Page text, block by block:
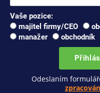
Vaše pozice:
majitel firmy/CEO
manažer
obchodník
Odeslaním